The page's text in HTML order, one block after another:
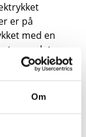
Om
er på
med en
gøre det,
eksempel
stige, når
trykmåler